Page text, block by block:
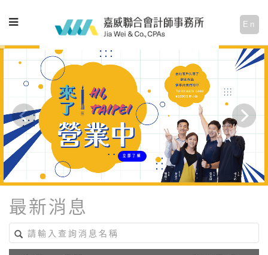
En
立即了解
最新消息